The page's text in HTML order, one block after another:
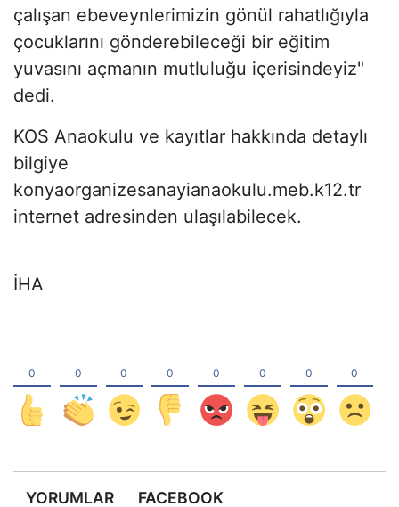
çalışan ebeveynlerimizin gönül rahatlığıyla
çocuklarını gönderebileceği bir eğitim
yuvasını açmanın mutluluğu içerisindeyiz"
dedi.
KOS Anaokulu ve kayıtlar hakkında detaylı
bilgiye
konyaorganizesanayianaokulu.meb.k12.tr
internet adresinden ulaşılabilecek.
İHA
YORUMLAR FACEBOOK